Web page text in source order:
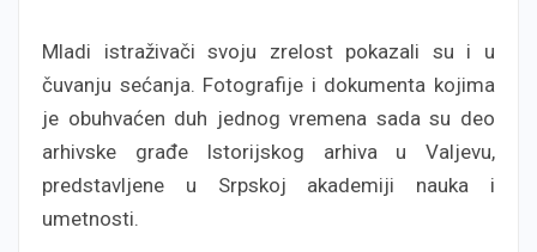
Mladi istraživači svoju zrelost pokazali su i u
čuvanju sećanja. Fotografije i dokumenta kojima
je obuhvaćen duh jednog vremena sada su deo
arhivske građe Istorijskog arhiva u Valjevu,
predstavljene u Srpskoj akademiji nauka i
umetnosti.